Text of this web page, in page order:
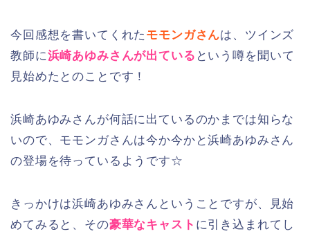
今回感想を書いてくれた モモンガさんは、ツインズ
教師に浜崎あゆみさんが出ている という噂を聞いて
見始めたとのことです！
浜崎あゆみさんが何話に出ているのかまでは知らな
いので、モモンガさんは今か今かと浜崎あゆみさん
の登場を待っているようです☆
きっかけは浜崎あゆみさんということですが、見始
めてみると、その豪華なキャスト に引き込まれてし